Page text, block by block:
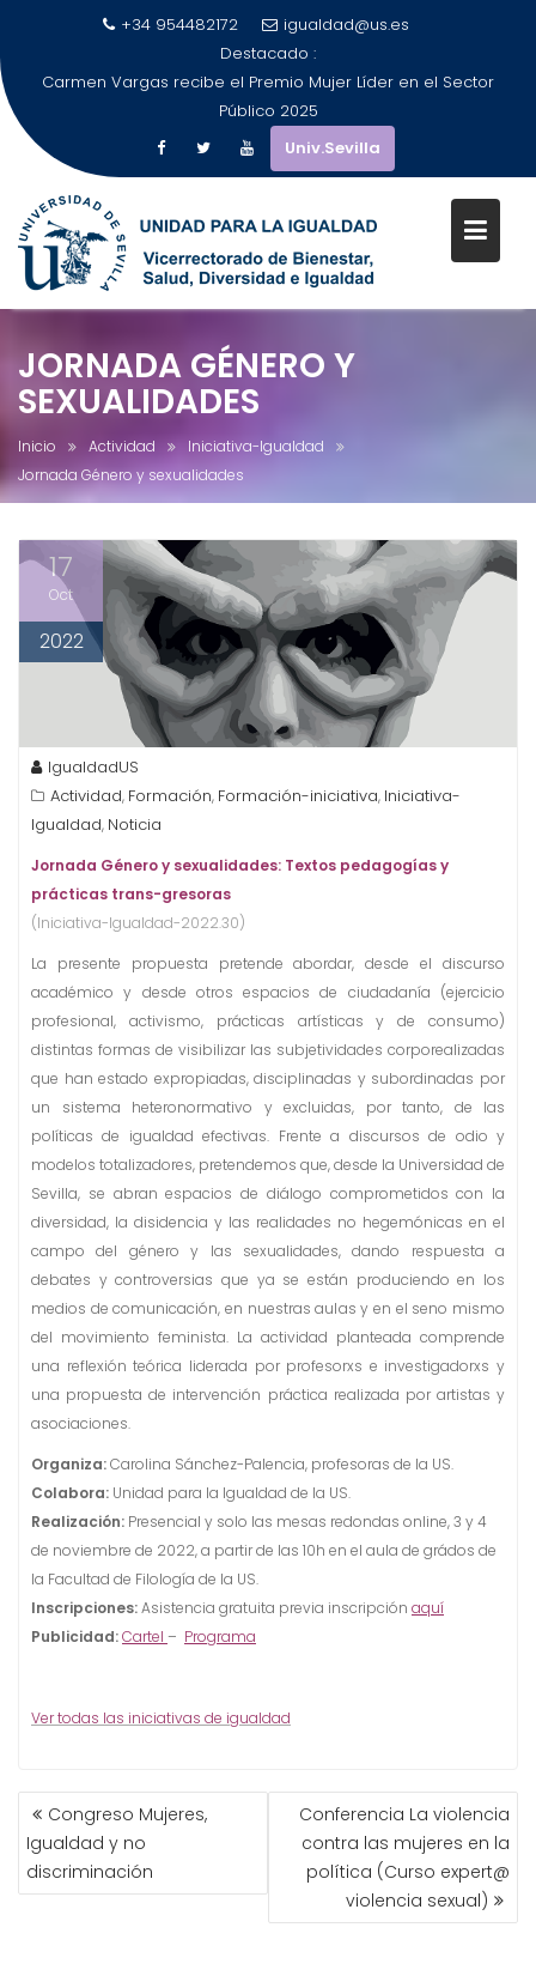
contenido
+34 954482172
igualdad@us.es
Destacado :
Carmen Vargas recibe el Premio Mujer Líder en el Sector
Público 2025
Univ.Sevilla
JORNADA GÉNERO Y
SEXUALIDADES
Inicio Actividad
Iniciativa-Igualdad
Jornada Género y sexualidades
17
Oct
2022
IgualdadUS
Actividad, Formación, Formación-iniciativa, Iniciativa-
Igualdad, Noticia
Jornada Género y sexualidades: Textos pedagogías y
prácticas trans-gresoras
(Iniciativa-Igualdad-2022.30)
La presente propuesta pretende abordar, desde el discurso
académico y desde otros espacios de ciudadanía (ejercicio
profesional, activismo, prácticas artísticas y de consumo)
distintas formas de visibilizar las subjetividades corporealizadas
que han estado expropiadas, disciplinadas y subordinadas por
un sistema heteronormativo y excluidas, por tanto, de las
políticas de igualdad efectivas. Frente a discursos de odio y
modelos totalizadores, pretendemos que, desde la Universidad de
Sevilla, se abran espacios de diálogo comprometidos con la
diversidad, la disidencia y las realidades no hegemónicas en el
campo del género y las sexualidades, dando respuesta a
debates y controversias que ya se están produciendo en los
medios de comunicación, en nuestras aulas y en el seno mismo
del movimiento feminista. La actividad planteada comprende
una reflexión teórica liderada por profesorxs e investigadorxs y
una propuesta de intervención práctica realizada por artistas y
asociaciones.
Organiza:Carolina Sánchez-Palencia, profesoras de la US.
Colabora: Unidad para la Igualdad de la US.
Realización: Presencial y solo las mesas redondas online, 3 y 4
de noviembre de 2022, a partir de las 10h en el aula de grádos de
la Facultad de Filología de la US.
Inscripciones:Asistencia gratuita previa inscripción aquí
Publicidad:Cartel – Programa
Ver todas las iniciativas de igualdad
NAVEGACIÓN
DE
ENTRADAS
Congreso Mujeres,
Igualdad y no
discriminación
Conferencia La violencia
contra las mujeres en la
política (Curso expert@
violencia sexual)